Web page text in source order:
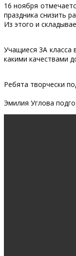
16 ноября
праздника снизить
Из этого и
Учащиеся 3А класса
какими качествами
Ребята творчески
Эмилия Углова